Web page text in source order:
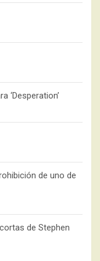
‘Desperation’
de uno de
de Stephen